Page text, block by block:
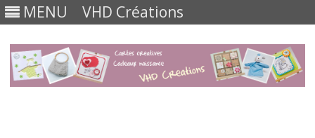
MENU VHD Créations